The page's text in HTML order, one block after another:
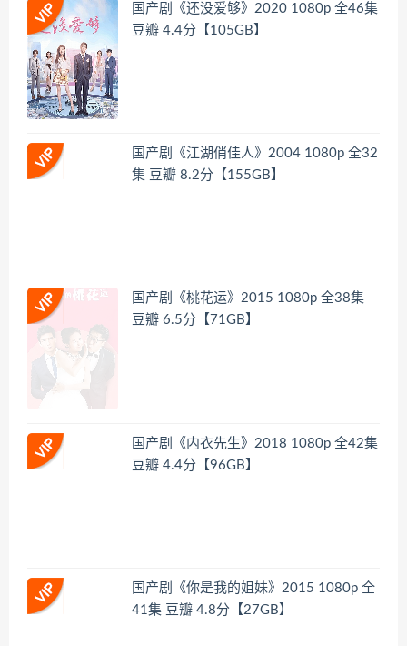
国产剧《还没爱够》2020 1080p 全46集
豆瓣 4.4分【105GB】
国产剧《江湖俏佳人》2004 1080p 全32
集 豆瓣 8.2分【155GB】
国产剧《桃花运》2015 1080p 全38集
豆瓣 6.5分【71GB】
国产剧《内衣先生》2018 1080p 全42集
豆瓣 4.4分【96GB】
国产剧《你是我的姐妹》2015 1080p 全
41集 豆瓣 4.8分【27GB】